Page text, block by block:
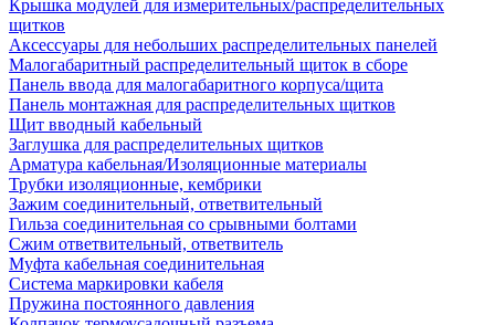
Крышка модулей для измерительных/распределительных
щитков
Аксессуары для небольших распределительных панелей
Малогабаритный распределительный щиток в сборе
Панель ввода для малогабаритного корпуса/щита
Панель монтажная для распределительных щитков
Щит вводный кабельный
Заглушка для распределительных щитков
Арматура кабельная/Изоляционные материалы
Трубки изоляционные, кембрики
Зажим соединительный, ответвительный
Гильза соединительная со срывными болтами
Сжим ответвительный, ответвитель
Муфта кабельная соединительная
Система маркировки кабеля
Пружина постоянного давления